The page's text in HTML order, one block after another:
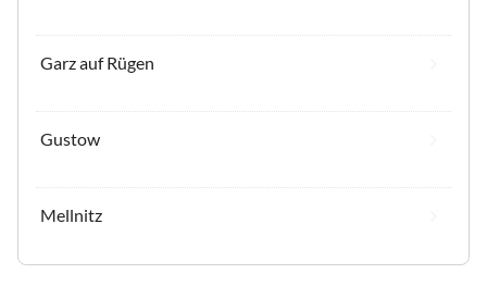
Garz auf Rügen
Gustow
Mellnitz